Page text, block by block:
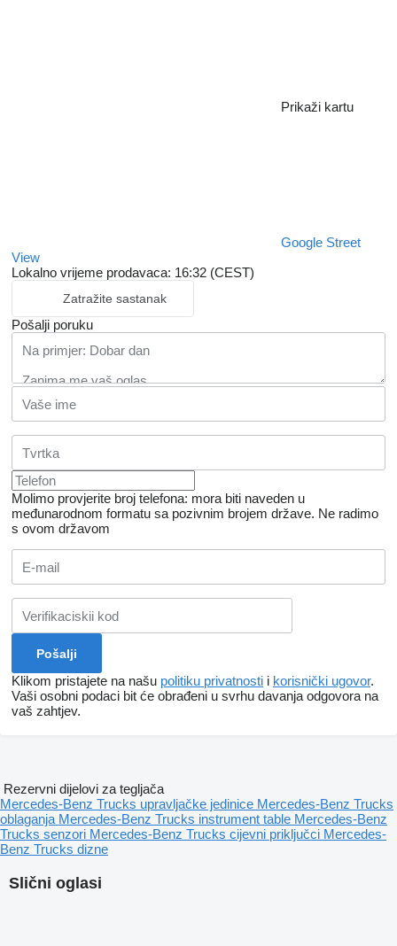
Prikaži kartu
Google Street
View
Lokalno vrijeme prodavaca: 16:32 (CEST)
Zatražite sastanak
Pošalji poruku
Molimo provjerite broj telefona: mora biti naveden u
međunarodnom formatu sa pozivnim brojem države. Ne radimo
s ovom državom
Klikom pristajete na našu politiku privatnosti i korisnički ugovor.
Vaši osobni podaci bit će obrađeni u svrhu davanja odgovora na
vaš zahtjev.
Slični oglasi
Rezervni dijelovi za tegljača
Mercedes-Benz Trucks upravljačke jedinice Mercedes-Benz Trucks
oblaganja Mercedes-Benz Trucks instrument table Mercedes-Benz
Trucks senzori Mercedes-Benz Trucks cijevni priključci Mercedes-
Benz Trucks dizne